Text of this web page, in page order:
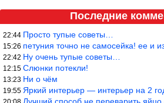
Последние
22:44 Просто тупые советы…
15:26 петуния точно не самосейка! ее и из
22:42 Ну очень тупые советы…
12:15 Слюнки потекли!
13:23 Ни о чём
19:55 Яркий интерьер — интерьер на 2 года!